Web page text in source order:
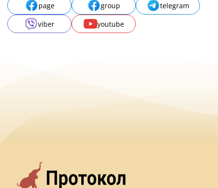
page group
telegram
viber
youtube